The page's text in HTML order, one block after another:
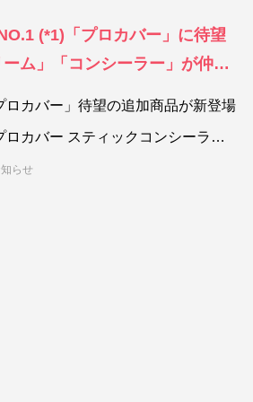
(*1)「プロカバー」に待望
ム」「コンシーラー」が仲間
ロカバー」待望の追加商品が新登場
カバー スティックコンシーラ
26日（日
らせ